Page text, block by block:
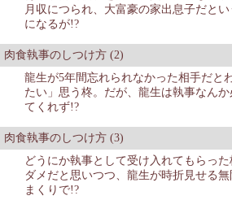
月収につられ、大富豪の家出息子だと
になるが!?
肉食執事のしつけ方 (2)
龍生が5年間忘れられなかった相手だと
たい」思う柊。だが、龍生は執事なん
てくれず!?
肉食執事のしつけ方 (3)
どうにか執事として受け入れてもらっ
ダメだと思いつつ、龍生が時折見せる
まくりで!?